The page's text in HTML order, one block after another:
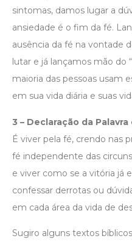
sintomas, damos lugar a
ansiedade é o fim da fé.
ausência da fé na vontade
lutar e já lançamos mão do
maioria das pessoas usam
em sua vida diária e suas
3 – Declaração da
É viver pela fé, crendo nas
fé independente das
e viver como se a vitória já
confessar derrotas ou
em cada área da vida de
Sugiro alguns textos